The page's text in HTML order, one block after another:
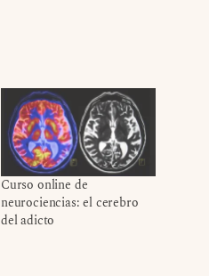
Curso online de
neurociencias: el cerebro
del adicto